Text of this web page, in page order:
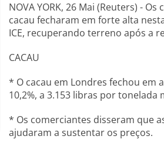
NOVA YORK, 26 Mai (Reuters) -
cacau fecharam em forte alta
ICE, recuperando terreno após a
CACAU
* O cacau em Londres fechou em
10,2%, a 3.153 libras por tonelada
* Os comerciantes disseram que
ajudaram a sustentar os preços.